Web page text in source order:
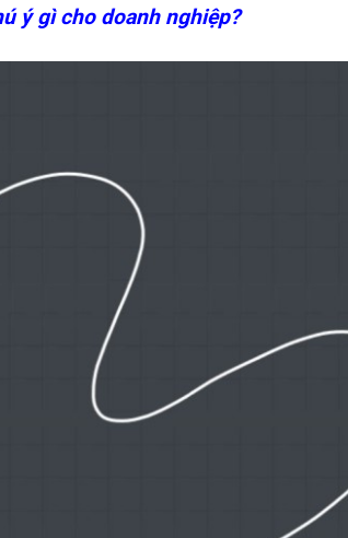
ý gì cho doanh nghiệp?